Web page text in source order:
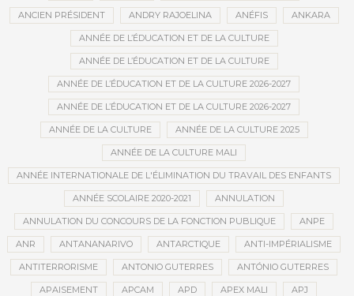
ANCIEN PRÉSIDENT ANDRY RAJOELINA ANÉFIS ANKARA
ANNÉE DE L’ÉDUCATION ET DE LA CULTURE
ANNÉE DE L’ÉDUCATION ET DE LA CULTURE
ANNÉE DE L’ÉDUCATION ET DE LA CULTURE 2026-2027
ANNÉE DE L’ÉDUCATION ET DE LA CULTURE 2026-2027
ANNÉE DE LA CULTURE ANNÉE DE LA CULTURE 2025
ANNÉE DE LA CULTURE MALI
ANNÉE INTERNATIONALE DE L'ÉLIMINATION DU TRAVAIL DES ENFANTS
ANNÉE SCOLAIRE 2020-2021 ANNULATION
ANNULATION DU CONCOURS DE LA FONCTION PUBLIQUE ANPE
ANR ANTANANARIVO ANTARCTIQUE ANTI-IMPÉRIALISME
ANTITERRORISME ANTONIO GUTERRES ANTÓNIO GUTERRES
APAISEMENT APCAM APD APEX MALI APJ